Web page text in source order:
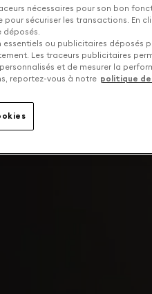
nécessaires pour son bon
pour sécuriser les transactions. En
déposés.
essentiels ou publicitaires déposés
Les traceurs publicitaires
et de mesurer la
reportez-vous à notre politique